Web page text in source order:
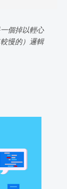
個掉以輕心
慢的）邏輯